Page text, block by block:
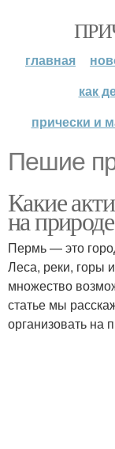
главная
как
прически и
Пешие
Какие
на
Пермь — это
Леса, реки, горы
множество
статье мы
организовать на